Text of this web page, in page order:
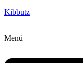
Kibbutz
Menú